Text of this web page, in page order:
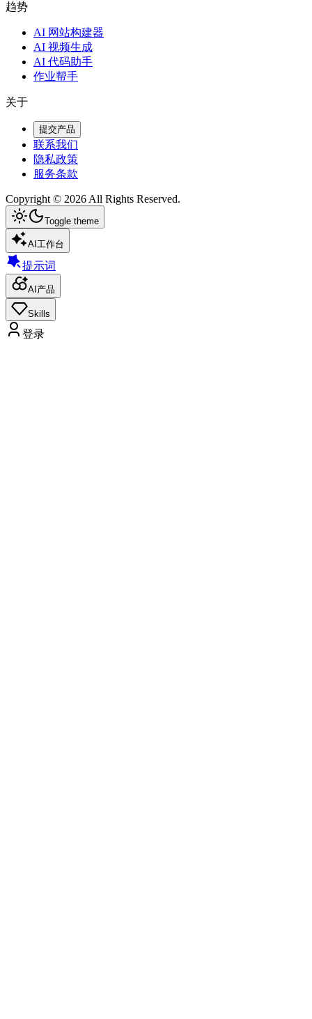
趋势
AI 网站构建器
AI 视频生成
AI 代码助手
作业帮手
关于
提交产品
联系我们
隐私政策
服务条款
Copyright © 2026All Rights Reserved.
Toggle theme
AI工作台
提示词
AI产品
Skills
登录